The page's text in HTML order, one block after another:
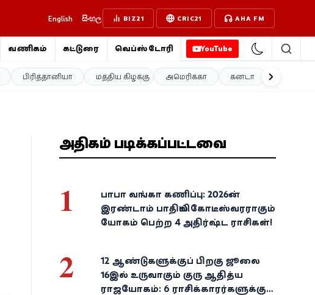
English සිංහල BIZ21 CRIC21 AHA FM
வணிகம் கட்டுரை வெப்ஸ்டோரி YouTube
பிரித்தானியா மத்திய கிழக்கு அமெரிக்கா கனடா
அதிகம் படிக்கப்பட்டவை
1
பாபா வங்கா கணிப்பு: 2026-ன்
இரண்டாம் பாதியில் கோடீஸ்வரராகும்
யோகம் பெற்ற 4 அதிர்ஷ்ட ராசிகள்!
2
12 ஆண்டுகளுக்குப் பிறகு ஜூலை
16இல் உருவாகும் குரு ஆதித்ய
ராஜயோகம்: 6 ராசிக்காரர்களுக்கு